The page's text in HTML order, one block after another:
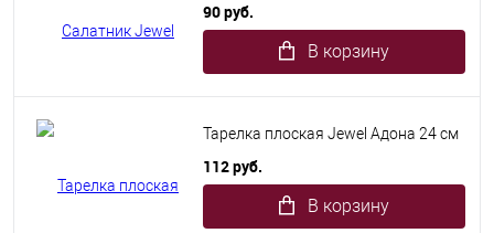
90 руб.
В корзину
Тарелка плоская Jewel Адона 24 см
112 руб.
В корзину